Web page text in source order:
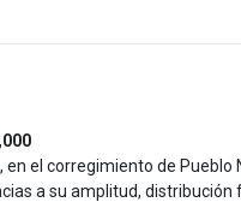
en el corregimiento de
a su amplitud, distribución